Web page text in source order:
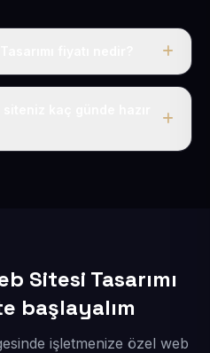
USD + KDV. Bu bedele alan
Sitesi Tasarımı
başlayalım
işletmenize özel web